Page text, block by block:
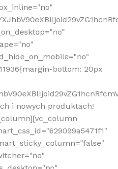
bottom: 20px
i nowych produktach!